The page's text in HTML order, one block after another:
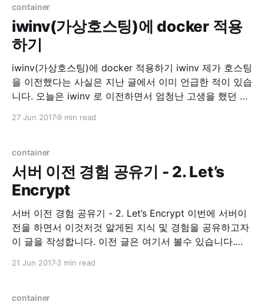
이미지
container
iwinv(가상호스팅)에 docker 적용
하기
iwinv(가상호스팅)에 docker 적용하기 iwinv 제가 호스팅
을 이전했다는 사실은 지난 글에서 이미 언급한 적이 있습
니다. 오늘은 iwinv 로 이전하면서 엄청난 고생을 했던 경
용을 하는 것에
27 Jun 20179 min read
container
서버 이전 경험 공유기 - 2. Let’s
Encrypt
서버 이전 경험 공유기 - 2. Let’s Encrypt 이번에 서버이
전을 하면서 이것저것 알게된 지식 및 경험을 공유하고자
이 글을 작성합니다. 이전 글은 여기서 볼수 있습니다.
21 Jun 20173 min read
container